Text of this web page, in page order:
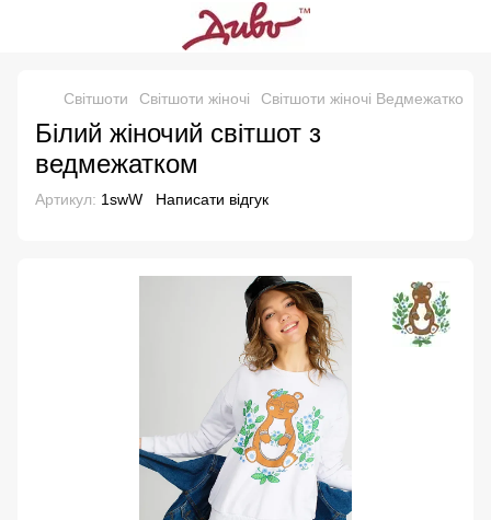
Свiтшоти Світшоти жіночі Світшоти жіночі Ведмежатко
Білий жіночий світшот з
ведмежатком
Артикул: 1swW Написати відгук